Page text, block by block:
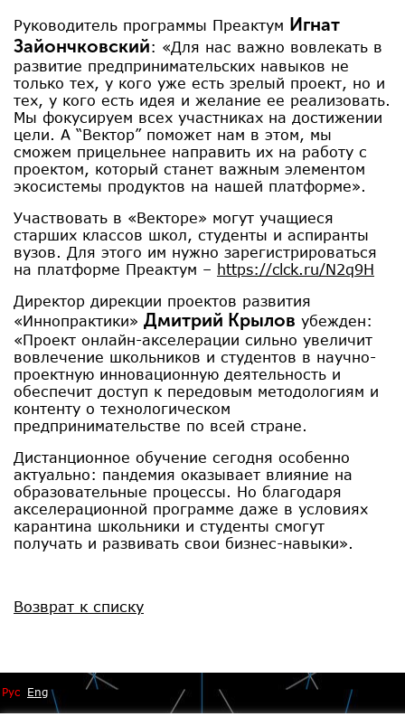
Руководитель программы Преактум Игнат
Зайончковский: «Для нас важно вовлекать в
развитие предпринимательских навыков не
только тех, у кого уже есть зрелый проект, но и
тех, у кого есть идея и желание ее реализовать.
Мы фокусируем всех участниках на достижении
цели. А “Вектор” поможет нам в этом, мы
сможем прицельнее направить их на работу с
проектом, который станет важным элементом
экосистемы продуктов на нашей платформе».
Участвовать в «Векторе» могут учащиеся
старших классов школ, студенты и аспиранты
вузов. Для этого им нужно зарегистрироваться
на платформе Преактум – https://clck.ru/N2q9H
Директор дирекции проектов развития
«Иннопрактики» Дмитрий Крылов убежден:
«Проект онлайн-акселерации сильно увеличит
вовлечение школьников и студентов в научно-
проектную инновационную деятельность и
обеспечит доступ к передовым методологиям и
контенту о технологическом
предпринимательстве по всей стране.
Дистанционное обучение сегодня особенно
актуально: пандемия оказывает влияние на
образовательные процессы. Но благодаря
акселерационной программе даже в условиях
карантина школьники и студенты смогут
получать и развивать свои бизнес-навыки».
Возврат к списку
Рус Eng